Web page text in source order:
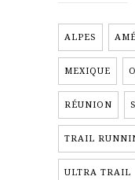
ALPES
MEXIQUE
RÉUNION
TRAIL
ULTRA TRAIL